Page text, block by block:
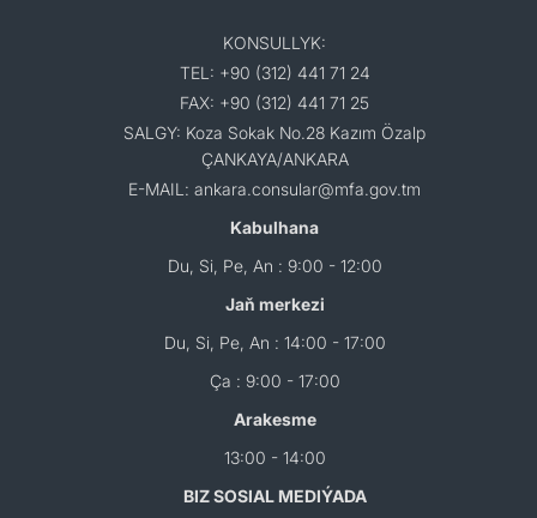
KONSULLYK:
TEL: +90 (312) 441 71 24
FAX: +90 (312) 441 71 25
SALGY: Koza Sokak No.28 Kazım Özalp
ÇANKAYA/ANKARA
E-MAIL: ankara.consular@mfa.gov.tm
Kabulhana
Du, Si, Pe, An : 9:00 - 12:00
Jaň merkezi
Du, Si, Pe, An : 14:00 - 17:00
Ça : 9:00 - 17:00
Arakesme
13:00 - 14:00
BIZ SOSIAL MEDIÝADA